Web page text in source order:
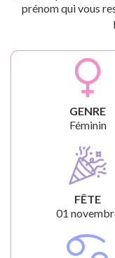
prénom qui vous
GENRE
Féminin
FÊTE
01